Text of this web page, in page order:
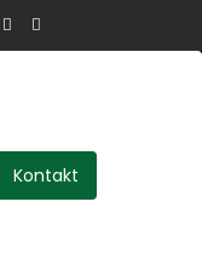
Kontakt